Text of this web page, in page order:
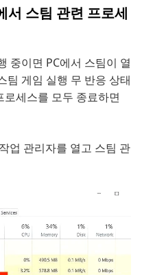
서 스팀 관련 프로세
중이면 PC에서 스팀이 열
팀 게임 실행 무 반응 상태
세스를 모두 종료하면
업 관리자를 열고 스팀 관